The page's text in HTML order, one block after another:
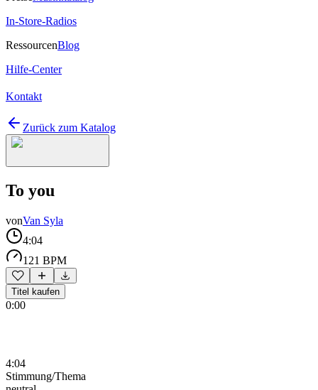
In-Store-Radios
RessourcenBlog
Hilfe-Center
Kontakt
Zurück zum Katalog
To you
vonVan Syla
4:04
121 BPM
Titel kaufen
0:00
4:04
Stimmung/Thema